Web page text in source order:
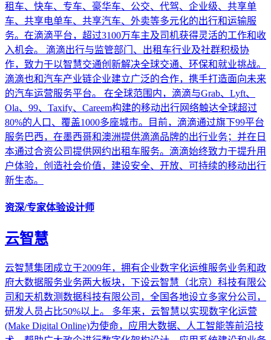
租车、快车、专车、豪华车、公交、代驾、企业级、共享单
车、共享电单车、共享汽车、外卖等多元化的出行和运输服
务。在滴滴平台，超过3100万车主及司机获得灵活的工作和收
入机会。 滴滴出行与监管部门、出租车行业及社群积极协
作，致力于以智慧交通创新解决全球交通、环保和就业挑战。
滴滴也和汽车产业链企业建立广泛的合作，携手打造面向未来
的汽车运营服务平台。 在全球范围内，滴滴与Grab、Lyft、
Ola、99、Taxify、Careem构建的移动出行网络触达全球超过
80%的人口、覆盖1000多座城市。目前，滴滴通过旗下99平台
服务巴西，在墨西哥和澳洲提供滴滴品牌的出行业务；并在日
本通过合资公司提供网约出租车服务。滴滴始终致力于提升用
户体验，创造社会价值，建设安全、开放、可持续的移动出行
新生态。
资深/专家体验设计师
云智慧
云智慧集团成立于2009年，拥有企业数字化运维服务业务和政
府大数据服务业务两大板块，下设云智慧（北京）科技有限公
司和天机数测数据科技有限公司，全国各地设立多家分公司，
研发人员占比50%以上。 多年来，云智慧以实现数字化运营
(Make Digital Online)为使命，应用大数据、人工智能等前沿技